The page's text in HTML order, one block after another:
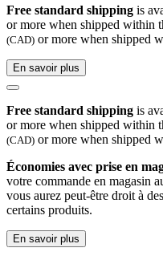
Free standard shipping is
or more when shipped within
(CAD) or more when shipped
En savoir plus
Free standard shipping is
or more when shipped within
(CAD) or more when shipped
Économies avec prise en
votre commande en magasin
vous aurez peut-être droit à
certains produits.
En savoir plus